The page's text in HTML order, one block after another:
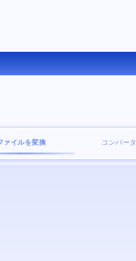
を EPUB にオ
ァイルを変換 コンバー